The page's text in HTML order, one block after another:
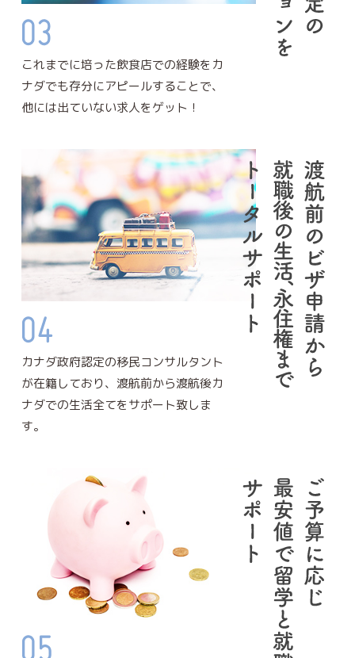
これまでに培った飲食店での経験をカ
ナダでも存分にアピールすることで、
他には出ていない求人をゲット！
カナダ政府認定の移民コンサルタント
が在籍しており、渡航前から渡航後カ
ナダでの生活全てをサポート致しま
す。